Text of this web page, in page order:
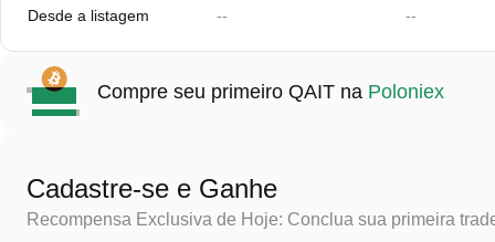
Desde a listagem -- --
Compre seu primeiro QAIT na Poloniex
Cadastre-se e Ganhe
Recompensa Exclusiva de Hoje: Conclua sua primeira